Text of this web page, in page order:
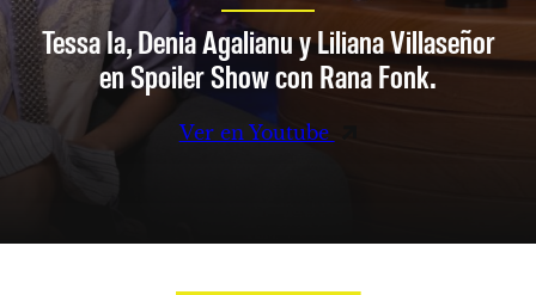
Tessa Ia, Denia Agalianu y Liliana Villaseñor
en Spoiler Show con Rana Fonk.
Ver en Youtube